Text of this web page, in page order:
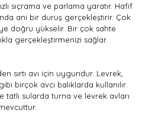
sıçrama ve parlama yaratır. Hafif
ani bir duruş gerçekleştirir. Çok
doğru yükselir. Bir çok sahte
gerçekleştirmenizi sağlar.
sırtı avı için uygundur. Levrek,
birçok avcı balıklarda kullanılır.
tatlı sularda turna ve levrek avları